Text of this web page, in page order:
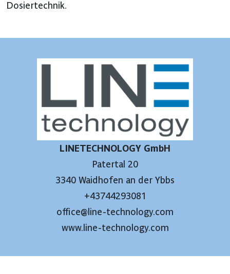
Dosiertechnik.
LINETECHNOLOGY GmbH
Patertal 20
3340 Waidhofen an der Ybbs
+43744293081
office@line-technology.com
www.line-technology.com